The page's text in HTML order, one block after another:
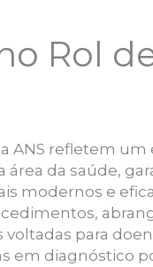
Rol
ANS refletem
da saúde,
modernos e
para
em diagnóstico